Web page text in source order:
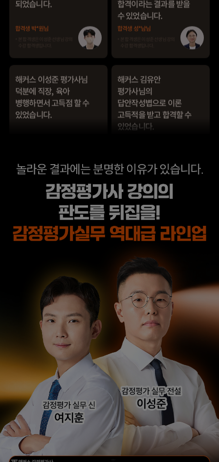
덕분에 직장, 육아
병행하면서 고득점 할 수
있었습니다.
본 합격생은 이성준 선생님 강의
수강 합격생입니다.
해커스 김유안
평가사님의
답안작성볍으로 이론
고득적을 받고 합격할 수
있었습니다.
본 합격생은 김유안 선생님 강의
수강 합격생입니다.
있었습니다.
합격생 이*영님
본 합격생은 최동진 선생님 강의
해커스 최동진 평가사님
합격생 김*영님
본 합격생은 최동진 선생님 강의
수험생활 중에 슬럼프가
있었습니다.
합격생 권*준님
본 합격생은 이성준 선생님 강의
수강 합격생입니다.
해커스에서 강의를 들을
유기적으로 연결되는
느낌을 받았는데 그
부분이 가장 좋았습니다.
합격생 서*환님
본 합격생은 이성준 선생님 강의
수강 합격생입니다.
해커스 최동진
답안작성법으로 이론
고득점을 받아 합격할 수
있었습니다.
합격생 유*국님
본 합격생은 최동진 선생님 강의
수강 합격생입니다.
해커스 회계학 정윤돈
선생님과 경제학 서호성
선생님의 효율적인 강의
덕분에 동차합격이
가능했다고 생각합니다.
합격생 원*혜님
작년 타사 수강해서
이해하기 어려운 부분도